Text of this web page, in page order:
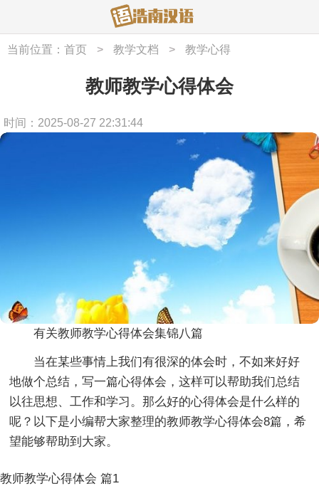
当前位置： 首页 > 教学文档 > 教学心得
教师教学心得体会
时间：2025-08-27 22:31:44
有关教师教学心得体会集锦八篇
当在某些事情上我们有很深的体会时，不如来好好
地做个总结，写一篇心得体会，这样可以帮助我们总结
以往思想、工作和学习。那么好的心得体会是什么样的
呢？以下是小编帮大家整理的教师教学心得体会8篇，希
望能够帮助到大家。
教师教学心得体会 篇1